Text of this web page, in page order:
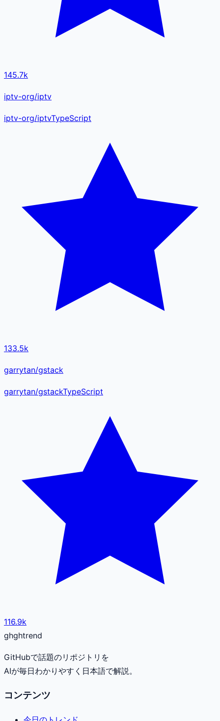
145.7k
iptv-org/iptv
iptv-org/iptvTypeScript
133.5k
garrytan/gstack
garrytan/gstackTypeScript
116.9k
ghghtrend
GitHubで話題のリポジトリを
AIが毎日わかりやすく日本語で解説。
コンテンツ